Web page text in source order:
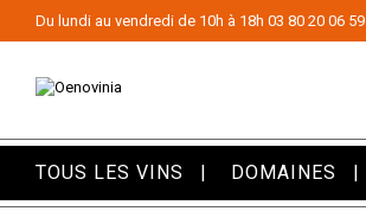
Du lundi au vendredi de 10h à 18h 03 80 20 06 59
TOUS LES VINS DOMAINES
Panneau de gestion des cookies